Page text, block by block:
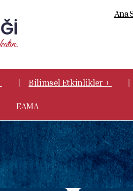
Ana
| Bilimsel Etkinlikler + |
EAMA